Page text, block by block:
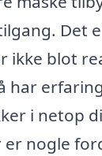
Det
ikke blot
har
i netop
nogle